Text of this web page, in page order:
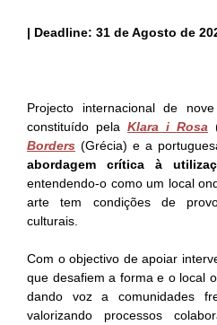
| Deadline: 31 de Agosto de
Projecto internacional de
constituído pela Klara i Rosa
Borders (Grécia) e a
abordagem crítica à
entendendo-o como um local
arte tem condições de
culturais.
Com o objectivo de apoiar
que desafiem a forma e o local
dando voz a comunidades
valorizando processos